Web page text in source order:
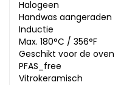
Halogeen
Handwas aangeraden
Inductie
Max. 180°C / 356°F
Geschikt voor de oven
PFAS_free
Vitrokeramisch